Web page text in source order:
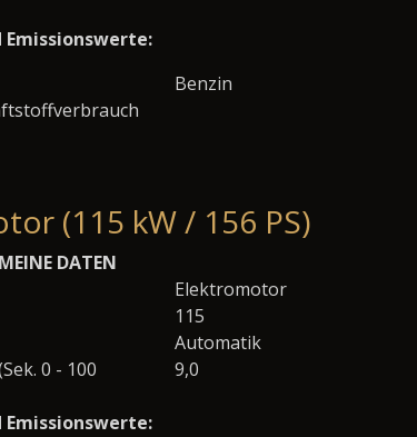
Emissionswerte:
Benzin
(115 kW / 156 PS)
DATEN
Elektromotor
115
Automatik
0 - 100
9,0
Emissionswerte: